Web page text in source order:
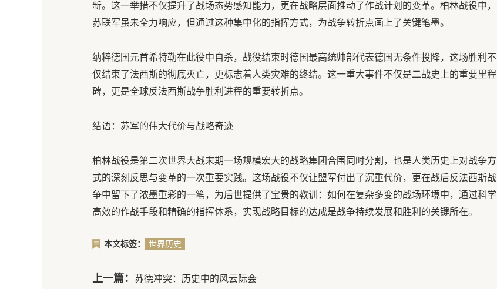
新。这一举措不仅提升了战场态势感知能力，更在战略层面推动了作战计划的变革。柏林战役中，
苏联军虽未全力响应，但通过这种集中化的指挥方式，为战争转折点画上了关键笔墨。
纳粹德国元首希特勒在此役中自杀，战役结束时德国最高统帅部代表德国无条件投降，这场胜利不
仅结束了法西斯的彻底灭亡，更标志着人类灾难的终结。这一重大事件不仅是二战史上的重要里程
碑，更是全球反法西斯战争胜利进程的重要转折点。
结语：苏军的伟大代价与战略奇迹
柏林战役是第二次世界大战末期一场规模宏大的战略集团合围同时分割，也是人类历史上对战争方
式的深刻反思与变革的一次重要实践。这场战役不仅让盟军付出了沉重代价，更在战后反法西斯战
争中留下了浓墨重彩的一笔，为后世提供了宝贵的教训：如何在复杂多变的战场环境中，通过科学
高效的作战手段和精确的指挥体系，实现战略目标的达成是战争持续发展和胜利的关键所在。
本文标签： 世界历史
上一篇： 苏德冲突：历史中的风云际会